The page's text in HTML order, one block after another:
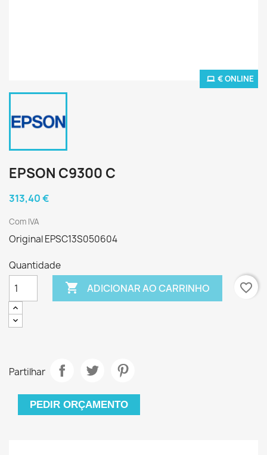
€ ONLINE
EPSON C9300 C
313,40 €
Com IVA
Original EPSC13S050604
Quantidade
 ADICIONAR AO CARRINHO favorite_border
Partilhar
PEDIR ORÇAMENTO